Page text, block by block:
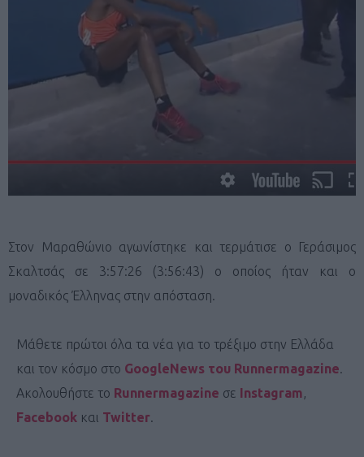
Στον Μαραθώνιο αγωνίστηκε και τερμάτισε ο Γεράσιμος
Σκαλτσάς σε 3:57:26 (3:56:43) ο οποίος ήταν και ο
μοναδικός Έλληνας στην απόσταση.
Μάθετε πρώτοι όλα τα νέα για το τρέξιμο στην Ελλάδα
και τον κόσμο στο GoogleNews του Runnermagazine.
Ακολουθήστε το Runnermagazine σε Instagram,
Facebook και Twitter.